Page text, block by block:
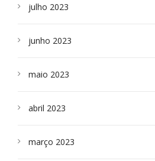
julho 2023
junho 2023
maio 2023
abril 2023
março 2023